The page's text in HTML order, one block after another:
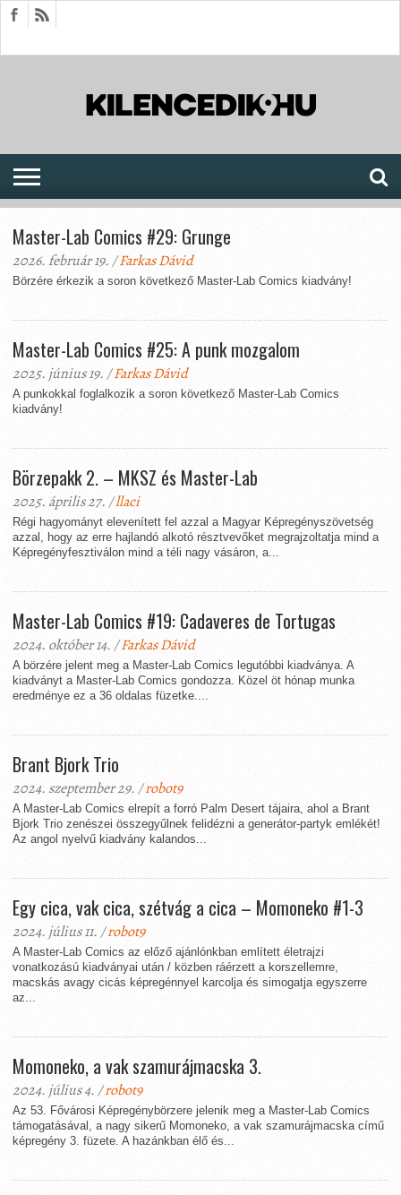
Master-Lab Comics #29: Grunge
2026. február 19. /Farkas Dávid
Börzére érkezik a soron következő Master-Lab Comics kiadvány!
Master-Lab Comics #25: A punk mozgalom
2025. június 19. /Farkas Dávid
A punkokkal foglalkozik a soron következő Master-Lab Comics
kiadvány!
Börzepakk 2. – MKSZ és Master-Lab
2025. április 27. /llaci
Régi hagyományt elevenített fel azzal a Magyar Képregényszövetség
azzal, hogy az erre hajlandó alkotó résztvevőket megrajzoltatja mind a
Képregényfesztiválon mind a téli nagy vásáron, a...
Master-Lab Comics #19: Cadaveres de Tortugas
2024. október 14. /Farkas Dávid
A börzére jelent meg a Master-Lab Comics legutóbbi kiadványa. A
kiadványt a Master-Lab Comics gondozza. Közel öt hónap munka
eredménye ez a 36 oldalas füzetke....
Brant Bjork Trio
2024. szeptember 29. /robot9
A Master-Lab Comics elrepít a forró Palm Desert tájaira, ahol a Brant
Bjork Trio zenészei összegyűlnek felidézni a generátor-partyk emlékét!
Az angol nyelvű kiadvány kalandos...
Egy cica, vak cica, szétvág a cica – Momoneko #1-3
2024. július 11. /robot9
A Master-Lab Comics az előző ajánlónkban említett életrajzi
vonatkozású kiadványai után / közben ráérzett a korszellemre,
macskás avagy cicás képregénnyel karcolja és simogatja egyszerre
az...
Momoneko, a vak szamurájmacska 3.
2024. július 4. /robot9
Az 53. Fővárosi Képregénybörzere jelenik meg a Master-Lab Comics
támogatásával, a nagy sikerű Momoneko, a vak szamurájmacska című
képregény 3. füzete. A hazánkban élő és...